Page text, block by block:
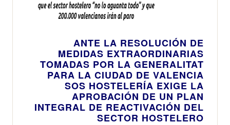
ANTE LA RESOLUCIÓN DE
MEDIDAS EXTRAORDINARIAS
TOMADAS POR LA GENERALITAT
PARA LA CIUDAD DE VALENCIA
SOS HOSTELERÍA EXIGE LA
APROBACIÓN DE UN PLAN
INTEGRAL DE REACTIVACIÓN DEL
SECTOR HOSTELERO